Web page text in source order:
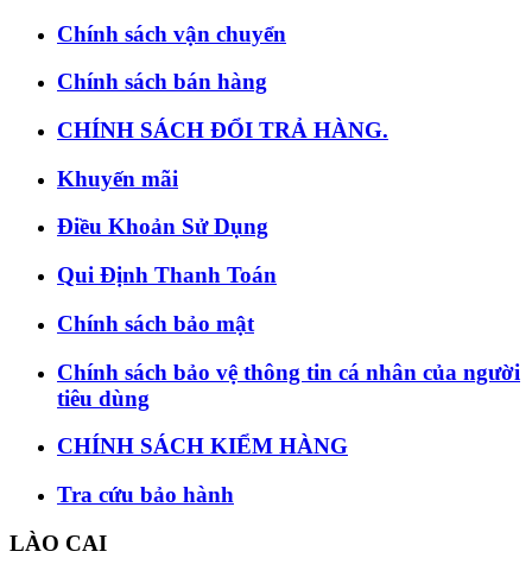
Chính sách vận chuyển
Chính sách bán hàng
CHÍNH SÁCH ĐỔI TRẢ HÀNG.
Khuyến mãi
Điều Khoản Sử Dụng
Qui Định Thanh Toán
Chính sách bảo mật
Chính sách bảo vệ thông tin cá nhân của người
tiêu dùng
CHÍNH SÁCH KIỂM HÀNG
Tra cứu bảo hành
LÀO CAI